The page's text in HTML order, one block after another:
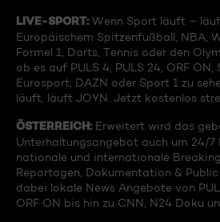
LIVE-SPORT:Wenn Sport läuft –
Europäischem Spitzenfußball, NBA,
Formel 1, Darts, Tennis oder den
ob es auf PULS 4, PULS 24, ORF ON,
Eurosport, DAZN oder Sport 1 zu
läuft, läuft JOYN. Jetzt kostenlos
ÖSTERREICH: Erweitert wird das
Unterhaltungsangebot auch um 24/7
nationale und internationale
Reportagen, Dokumentation &
dabei lokale News Angebote von
ORF ON bis hin zu CNN, N24 Doku